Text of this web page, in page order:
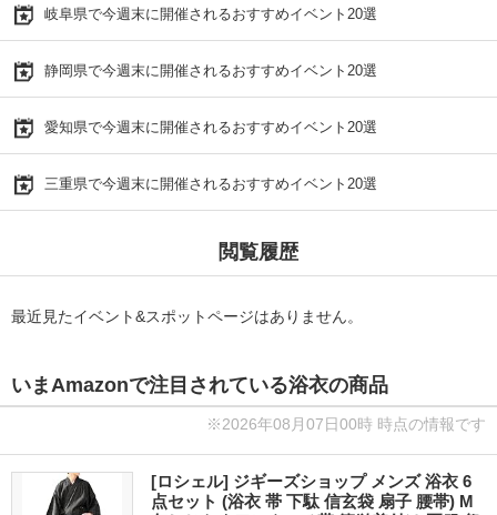
岐阜県で今週末に開催されるおすすめイベント20選
静岡県で今週末に開催されるおすすめイベント20選
愛知県で今週末に開催されるおすすめイベント20選
三重県で今週末に開催されるおすすめイベント20選
閲覧履歴
最近見たイベント&スポットページはありません。
いまAmazonで注目されている浴衣の商品
※2026年08月07日00時 時点の情報です
[ロシェル] ジギーズショップ メンズ 浴衣 6
点セット (浴衣 帯 下駄 信玄袋 扇子 腰帯) M